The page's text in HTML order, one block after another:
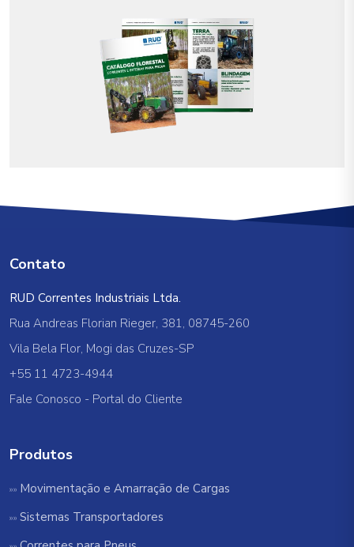
Contato
RUD Correntes Industriais Ltda.
Rua Andreas Florian Rieger, 381, 08745-260
Vila Bela Flor, Mogi das Cruzes-SP
+55 11 4723-4944
Fale Conosco - Portal do Cliente
Produtos
Movimentação e Amarração de Cargas
Sistemas Transportadores